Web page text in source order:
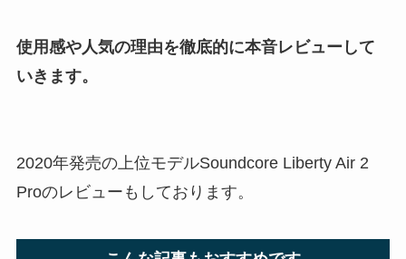
使用感や人気の理由を徹底的に本音レビュー して
いきます。
2020年発売の上位モデルSoundcore Liberty Air 2
Proのレビューもしております。